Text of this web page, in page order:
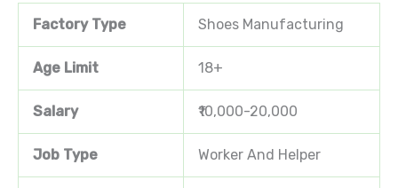
Factory Type Shoes Manufacturing
Age Limit 18+
Salary ₹10,000-20,000
Job Type Worker And Helper